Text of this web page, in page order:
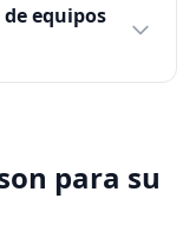
equipos
para su